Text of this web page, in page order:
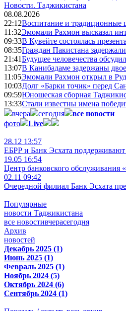
Новости. Таджикистана
08.08.2026
22:12Воспитание и традиционные
11:32Эмомали Рахмон высказал
09:33В Кувейте состоялась
08:35Граждан Пакистана
21:41Будущее человечества
13:07В Канибадаме задержаны
11:05Эмомали Рахмон открыл в
10:03Долг «Барки точик» перед
09:59Юношеская сборная
13:33Стали известны имена
вчера
сегодня
все новости
фото
Live
28.12 13:57
ЕБРР и Банк Эсхата поддерживают
19.05 16:54
Центр банковского обслуживания
02.11 09:42
Очередной филиал Банк Эсхата
Популярные
новости Таджикистана
все новостивчерасегодня
Архив
новостей
Декабрь 2025 (1)
Июнь 2025 (1)
Февраль 2025 (1)
Ноябрь 2024 (5)
Октябрь 2024 (6)
Сентябрь 2024 (1)